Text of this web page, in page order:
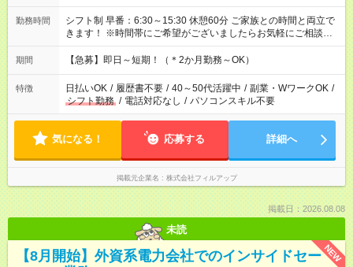
勤務時間
シフト制 早番：6:30～15:30 休憩60分 ご家族との時間と両立で
きます！ ※時間帯にご希望がございましたらお気軽にご相談く
ださい。
期間 【急募】即日～短期！（＊2か月勤務～OK）
特徴 日払いOK / 履歴書不要 / 40～50代活躍中 / 副業・WワークOK /
シフト勤務 / 電話対応なし / パソコンスキル不要
気になる！ 応募する 詳細へ
掲載元企業名 株式会社フィルアップ
掲載日：2026.08.08
未読
NEW
【8月開始】外資系電力会社でのインサイドセー